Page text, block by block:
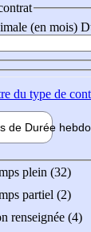
(en mois)
du type de
de Durée hebdo
plein (32)
partiel (2)
renseignée (4)